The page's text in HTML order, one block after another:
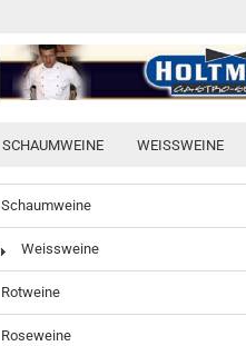
SCHAUMWEINE WEISSWEINE
Schaumweine
Weissweine
Rotweine
Roseweine